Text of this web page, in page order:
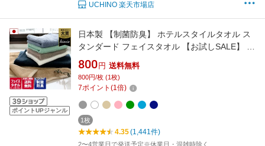
UCHINO 楽天市場店
ポイントUPジャンル
日本製 【制菌防臭】 ホテルスタイルタオル ス
タンダード フェイスタオル 【お試しSALE】 /
約34×86cm タオル 厚手 抗菌 吸水 1枚 ポイン
ト消化 SALE 送料無料
800 円 送料無料
800円/枚 (1枚)
7ポイント (1倍)
1枚
4.35(1,441件)
2〜4営業日で発送予定※休業日・混雑時除く